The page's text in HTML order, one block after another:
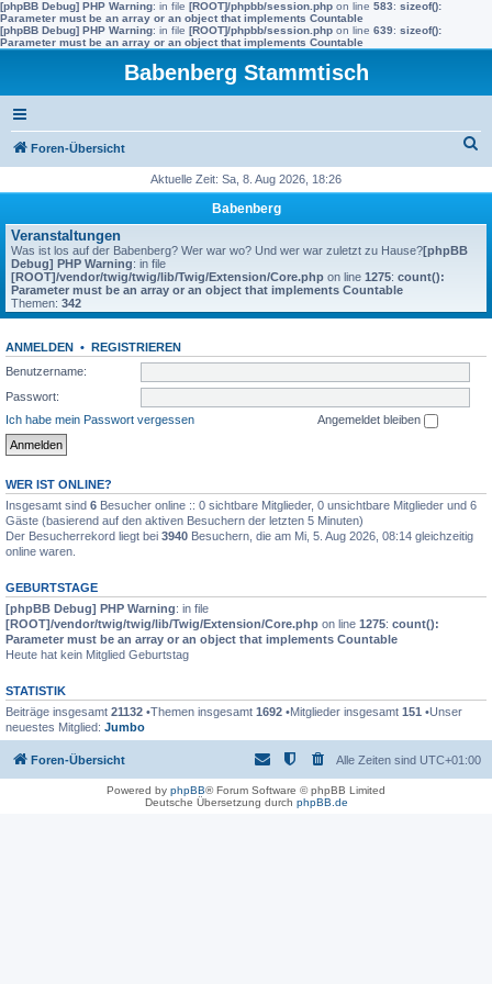
[phpBB Debug] PHP Warning: in file [ROOT]/phpbb/session.php on line 583: sizeof():
Parameter must be an array or an object that implements Countable
[phpBB Debug] PHP Warning: in file [ROOT]/phpbb/session.php on line 639: sizeof():
Parameter must be an array or an object that implements Countable
Babenberg Stammtisch
Foren-Übersicht
h
Aktuelle Zeit: Sa, 8. Aug 2026, 18:26
Babenberg
Veranstaltungen
Was ist los auf der Babenberg? Wer war wo? Und wer war zuletzt zu Hause?[phpBB
Debug] PHP Warning: in file
[ROOT]/vendor/twig/twig/lib/Twig/Extension/Core.php on line 1275: count():
Parameter must be an array or an object that implements Countable
Themen: 342
ANMELDEN • REGISTRIEREN
Benutzername:
Passwort:
Ich habe mein Passwort vergessen
Angemeldet bleiben
WER IST ONLINE?
Insgesamt sind 6 Besucher online :: 0 sichtbare Mitglieder, 0 unsichtbare Mitglieder und 6
Gäste (basierend auf den aktiven Besuchern der letzten 5 Minuten)
Der Besucherrekord liegt bei 3940 Besuchern, die am Mi, 5. Aug 2026, 08:14 gleichzeitig
online waren.
GEBURTSTAGE
[phpBB Debug] PHP Warning: in file
[ROOT]/vendor/twig/twig/lib/Twig/Extension/Core.php on line 1275: count():
Parameter must be an array or an object that implements Countable
Heute hat kein Mitglied Geburtstag
STATISTIK
Beiträge insgesamt 21132 •Themen insgesamt 1692 •Mitglieder insgesamt 151 •Unser
neuestes Mitglied: Jumbo
Foren-Übersicht Alle Zeiten sind UTC+01:00
Powered by phpBB® Forum Software © phpBB Limited
Deutsche Übersetzung durch phpBB.de